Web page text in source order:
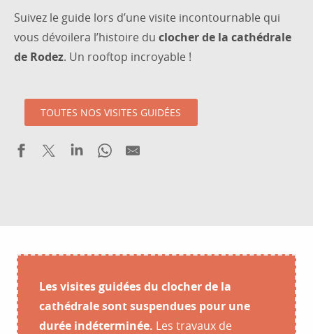
Suivez le guide lors d’une visite incontournable qui
vous dévoilera l’histoire du clocher de la cathédrale
de Rodez. Un rooftop incroyable !
TOUTES NOS VISITES GUIDÉES
Les visites guidées du clocher de la
cathédrale sont suspendues pour une
durée indéterminée. Les travaux de